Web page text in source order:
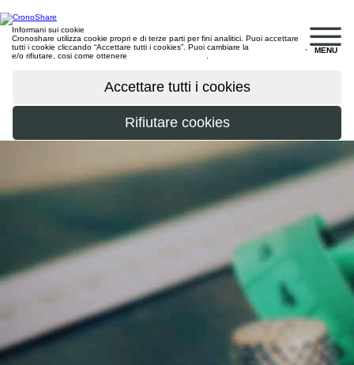
MENU
Informani sui cookie
Cronoshare utilizza cookie propri e di terze parti per fini analitici. Puoi accettare
tutti i cookie cliccando “Accettare tutti i cookies”. Puoi cambiare la
e/o rifiutare, cosi come ottenere